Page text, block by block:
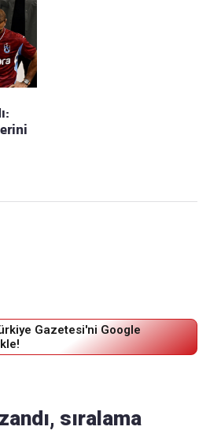
Gazetesi'ni Google
sıralama